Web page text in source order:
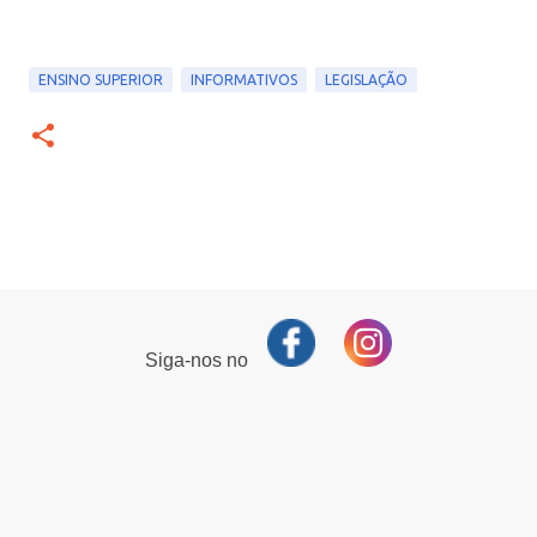
ENSINO SUPERIOR INFORMATIVOS LEGISLAÇÃO
Siga-nos no